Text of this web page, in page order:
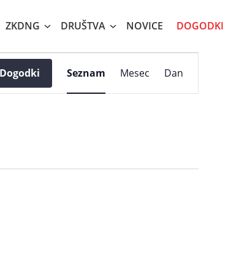
ZKDNG DRUŠTVA NOVICE DOGODKI
Dogodek
Pogledi
Seznam Mesec Dan